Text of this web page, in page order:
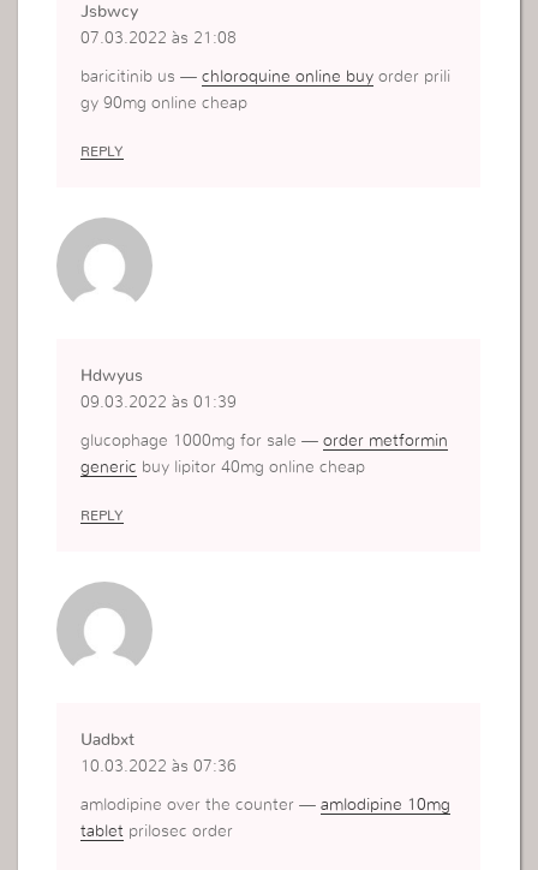
Jsbwcy
07.03.2022 às 21:08
baricitinib us —chloroquine online buy order prili
gy 90mg online cheap
REPLY
Hdwyus
09.03.2022 às 01:39
glucophage 1000mg for sale —order metformin
generic buy lipitor 40mg online cheap
REPLY
Uadbxt
10.03.2022 às 07:36
amlodipine over the counter —amlodipine 10mg
tablet prilosec order